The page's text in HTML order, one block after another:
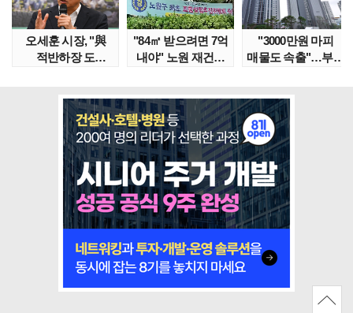
오세훈 시장, "與
적반하장 도
"84㎡ 받으려면 7억
내야" 노원 재건축
"3000만원 마피
매물도 속출"…부산